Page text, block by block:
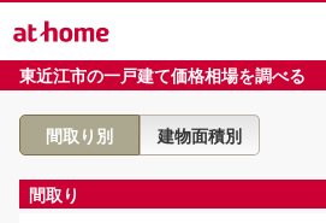
東近江市の一戸建て価格相場を調べる
間取り別 建物面積別
築年数
間取り